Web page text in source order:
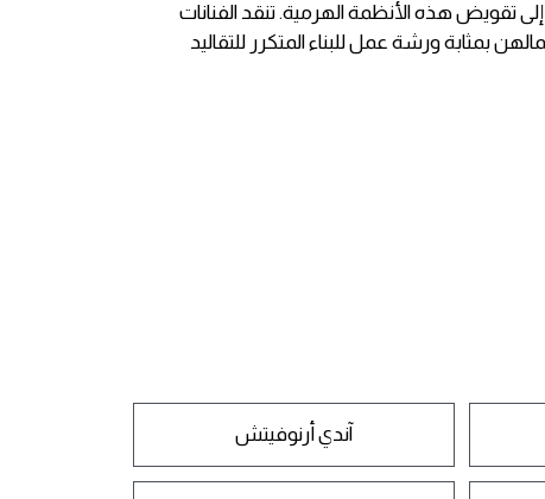
هذه الأنظمة الهرمية. تنقد الفنانات
ورشة عمل للبناء المتكرر للتقاليد
آندي أرنوفيتش